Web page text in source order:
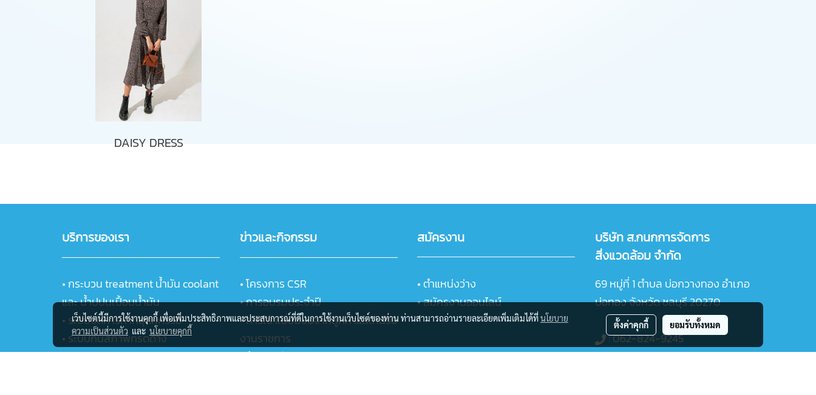
DAISY DRESS
บริการของเรา
• กระบวน treatment น้ำมัน coolant
และ น้ำปปนเปื้อนน้ำมัน
• ระบบจัดการกากอุตหกรรม
• ระบบกันสภาพกรดด่าง
•ระบบขนส่ง
ข่าวและกิจกรรม
•โครงการ CSR
•การอบรมประจำปี
•การเข้าเยี่ยมชมจากลูกค้าและหน่วย
งานราชการ
• ห้องปฏิบัติการวิเคราะห์
สมัครงาน
• ตำแหน่งว่าง
• สมัครงานออนไลน์
บริษัท ส.กนกการจัดการ
สิ่งแวดล้อม จำกัด
69 หมู่ที่ 1 ตำบล บ่อกวางทอง อำเภอ
บ่อทอง จังหวัด ชลบุรี 20270
:062-824-9245
เว็บไซต์นี้มีการใช้งานคุกกี้ เพื่อเพิ่มประสิทธิภาพและประสบการณ์ที่ดีในการใช้งานเว็บไซต์ของท่าน ท่านสามารถอ่านรายละเอียดเพิ่มเติมได้ที่นโยบาย
ความเป็นส่วนตัว และ นโยบายคุกกี้
ตั้งค่าคุกกี้ ยอมรับทั้งหมด